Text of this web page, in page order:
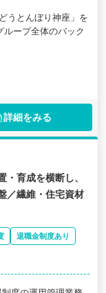
うとんぼり神座」を
ープ全体のバック
詳細をみる
・育成を横断し、
／繊維・住宅資材
退職金制度あり